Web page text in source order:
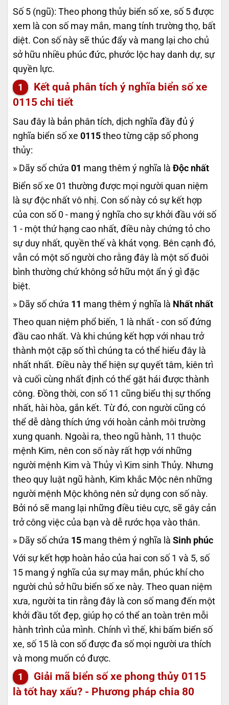
Số 5 (ngũ): Theo phong thủy biển số xe, số 5 được
xem là con số may mắn, mang tính trường thọ, bất
diệt. Con số này sẽ thúc đẩy và mang lại cho chủ
sở hữu nhiều phúc đức, phước lộc hay danh dự, sự
quyền lực.
Kết quả phân tích ý nghĩa biển số xe
0115 chi tiết
Sau đây là bản phân tích, dịch nghĩa đầy đủ ý
nghĩa biển số xe 0115 theo từng cặp số phong
thủy:
» Dãy số chứa 01 mang thêm ý nghĩa là Độc nhất
Biển số xe 01 thường được mọi người quan niệm
là sự độc nhất vô nhị. Con số này có sự kết hợp
của con số 0 - mang ý nghĩa cho sự khởi đầu với số
1 - một thứ hạng cao nhất, điều này chứng tỏ cho
sự duy nhất, quyền thế và khát vọng. Bên cạnh đó,
vẫn có một số người cho rằng đây là một số đuôi
bình thường chứ không sở hữu một ẩn ý gì đặc
biệt.
» Dãy số chứa 11 mang thêm ý nghĩa là Nhất nhất
Theo quan niệm phổ biến, 1 là nhất - con số đứng
đầu cao nhất. Và khi chúng kết hợp với nhau trở
thành một cặp số thì chúng ta có thể hiểu đây là
nhất nhất. Điều này thể hiện sự quyết tâm, kiên trì
và cuối cùng nhất định có thể gặt hái được thành
công. Đồng thời, con số 11 cũng biểu thị sự thống
nhất, hài hòa, gắn kết. Từ đó, con người cũng có
thể dễ dàng thích ứng với hoàn cảnh môi trường
xung quanh. Ngoài ra, theo ngũ hành, 11 thuộc
mệnh Kim, nên con số này rất hợp với những
người mệnh Kim và Thủy vì Kim sinh Thủy. Nhưng
theo quy luật ngũ hành, Kim khắc Mộc nên những
người mệnh Mộc không nên sử dụng con số này.
Bởi nó sẽ mang lại những điều tiêu cực, sẽ gây cản
trở công việc của bạn và dễ rước họa vào thân.
» Dãy số chứa 15 mang thêm ý nghĩa là Sinh phúc
Với sự kết hợp hoàn hảo của hai con số 1 và 5, số
15 mang ý nghĩa của sự may mắn, phúc khí cho
người chủ sở hữu biển số xe này. Theo quan niệm
xưa, người ta tin rằng đây là con số mang đến một
khởi đầu tốt đẹp, giúp họ có thể an toàn trên mỗi
hành trình của mình. Chính vì thế, khi bấm biển số
xe, số 15 là con số được đa số mọi người ưa thích
và mong muốn có được.
Giải mã biển số xe phong thủy 0115
là tốt hay xấu? - Phương pháp chia 80